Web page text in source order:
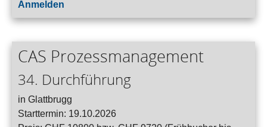
Anmelden
CAS Prozessmanagement
34. Durchführung
in Glattbrugg
Starttermin: 19.10.2026